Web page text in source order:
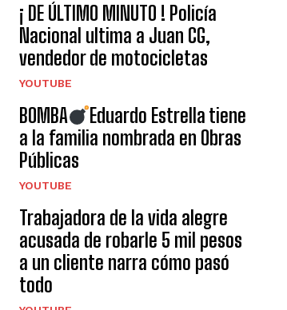
¡ DE ÚLTIMO MINUTO ! Policía
Nacional ultima a Juan CG,
vendedor de motocicletas
YOUTUBE
BOMBA
Eduardo Estrella tiene
a la familia nombrada en Obras
Públicas
YOUTUBE
Trabajadora de la vida alegre
acusada de robarle 5 mil pesos
a un cliente narra cómo pasó
todo